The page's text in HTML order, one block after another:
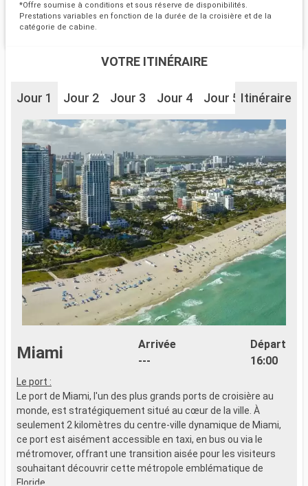
*Offre soumise à conditions et sous réserve de disponibilités.
Prestations variables en fonction de la durée de la croisière et de la
catégorie de cabine.
VOTRE ITINÉRAIRE
Jour 1 Jour 2 Jour 3 Jour 4 Jour 5 Itinéraire
Miami
Arrivée
---
Départ
16:00
Le port :
Le port de Miami, l'un des plus grands ports de croisière au
monde, est stratégiquement situé au cœur de la ville. À
seulement 2 kilomètres du centre-ville dynamique de Miami,
ce port est aisément accessible en taxi, en bus ou via le
métromover, offrant une transition aisée pour les visiteurs
souhaitant découvrir cette métropole emblématique de
Floride.